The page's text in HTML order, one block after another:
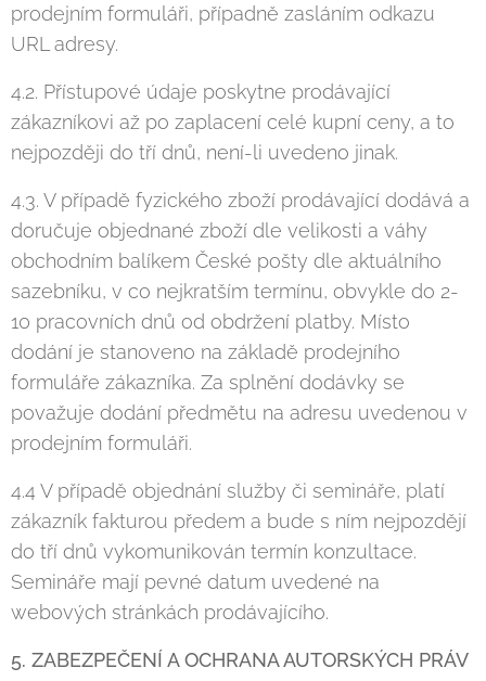
prodejním formuláři, případně zasláním odkazu
URL adresy.
4.2. Přístupové údaje poskytne prodávající
zákazníkovi až po zaplacení celé kupní ceny, a to
nejpozději do tří dnů, není-li uvedeno jinak.
4.3. V případě fyzického zboží prodávající dodává a
doručuje objednané zboží dle velikosti a váhy
obchodním balíkem České pošty dle aktuálního
sazebníku, v co nejkratším termínu, obvykle do 2-
10 pracovních dnů od obdržení platby. Místo
dodání je stanoveno na základě prodejního
formuláře zákazníka. Za splnění dodávky se
považuje dodání předmětu na adresu uvedenou v
prodejním formuláři.
4.4 V případě objednání služby či semináře, platí
zákazník fakturou předem a bude s ním nejpozdějí
do tří dnů vykomunikován termín konzultace.
Semináře mají pevné datum uvedené na
webových stránkách prodávajícího.
5. ZABEZPEČENÍ A OCHRANA AUTORSKÝCH PRÁV